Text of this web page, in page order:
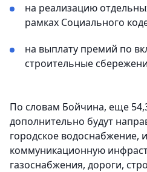
на реализацию
рамках Социального
на выплату премий по
строительные
По словам Бойчина, еще
дополнительно будут
городское водоснабжение,
коммуникационную
газоснабжения, дороги,